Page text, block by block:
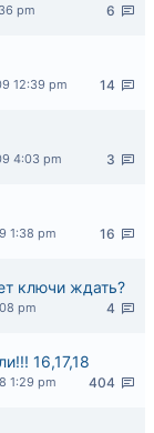
6
pm
14
12:39 pm
3
4:03 pm
16
1:38 pm
ключи ждать?
4
pm
16,17,18
404
1:29 pm